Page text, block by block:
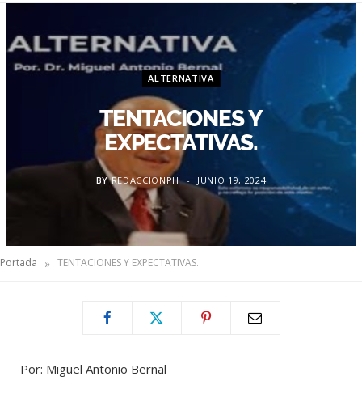
)
ALTERNATIVA
TENTACIONES Y
EXPECTATIVAS.
BY REDACCIONPH JUNIO 19, 2024
Portada » TENTACIONES Y EXPECTATIVAS.
Por: Miguel Antonio Bernal